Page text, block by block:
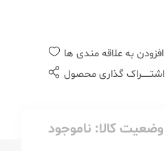
افزودن به علاقه مندی ها
اشتــــــراک گذاری محصول
وضعیت کالا: ناموجود